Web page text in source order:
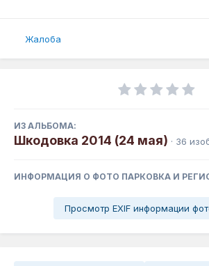
Жалоба
ИЗ АЛЬБОМА:
Шкодовка 2014 (24 мая) · 36
ИНФОРМАЦИЯ О ФОТО ПАРКОВКА И
Просмотр EXIF информации